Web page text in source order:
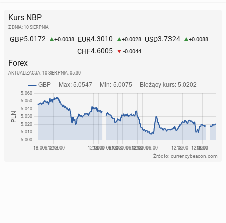
Kurs NBP
Z DNIA: 10 SIERPNIA
GBP5.0172 +0.0038 EUR4.3010 +0.0028 USD3.7324 +0.0088
CHF4.6005 -0.0044
Forex
AKTUALIZACJA: 10 SIERPNIA, 05:30
Źródło: currencybeacon.com